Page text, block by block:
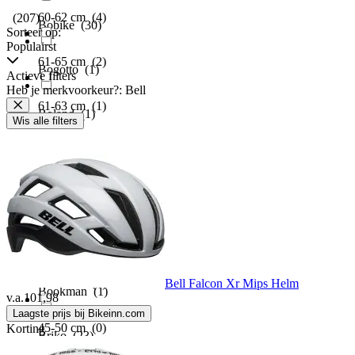
Bobike(30)
Bogotto(1)
Boland(1)
Bolle(44)
Bont(2)
Bontrager(6)
Bookman(1)
Briko(23)
60-62 cm (4)
61-65 cm (2)
61-63 cm (1)
2XL(0)
34-37 cm(0)
45-50 cm (0)
(207)
Sorteer op:
Populairst
Actieve filters
Heb je merkvoorkeur?: Bell
Wis alle filters
Bell Falcon Xr Mips Helm
v.a.101,98
Laagste prijs bij Bikeinn.com
Korting